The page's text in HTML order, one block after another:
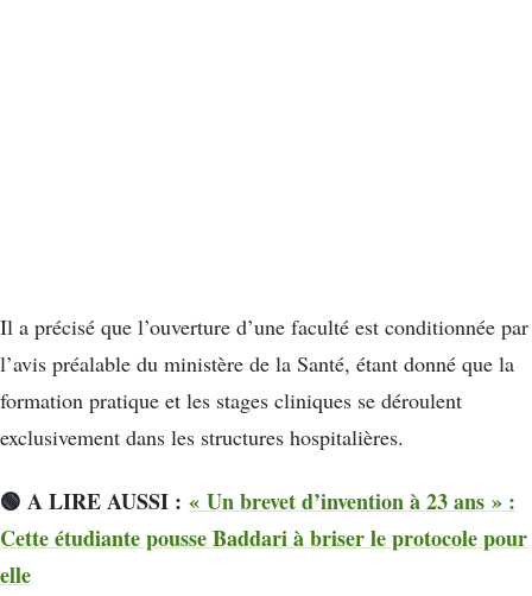
Il a précisé que l’ouverture d’une faculté est conditionnée par
l’avis préalable du ministère de la Santé, étant donné que la
formation pratique et les stages cliniques se déroulent
exclusivement dans les structures hospitalières.
🟢 A LIRE AUSSI : « Un brevet d’invention à 23 ans » :
Cette étudiante pousse Baddari à briser le protocole pour
elle